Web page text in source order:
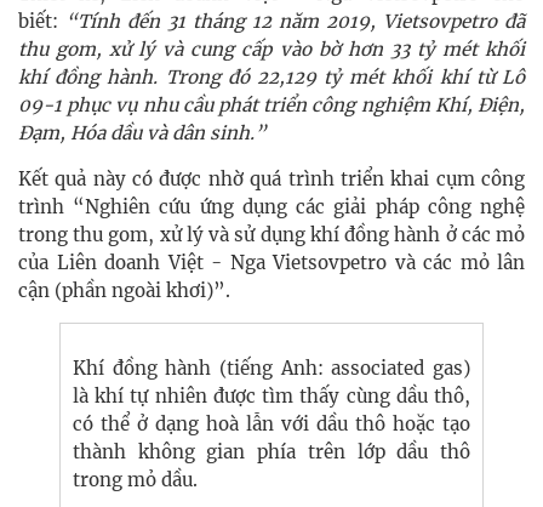
biết: “Tính đến 31 tháng 12 năm 2019, Vietsovpetro đã
thu gom, xử lý và cung cấp vào bờ hơn 33 tỷ mét khối
khí đồng hành. Trong đó 22,129 tỷ mét khối khí từ Lô
09-1 phục vụ nhu cầu phát triển công nghiệm Khí, Điện,
Đạm, Hóa dầu và dân sinh.”
Kết quả này có được nhờ quá trình triển khai cụm công
trình “Nghiên cứu ứng dụng các giải pháp công nghệ
trong thu gom, xử lý và sử dụng khí đồng hành ở các mỏ
của Liên doanh Việt - Nga Vietsovpetro và các mỏ lân
cận (phần ngoài khơi)”.
Khí đồng hành (tiếng Anh: associated gas)
là khí tự nhiên được tìm thấy cùng dầu thô,
có thể ở dạng hoà lẫn với dầu thô hoặc tạo
thành không gian phía trên lớp dầu thô
trong mỏ dầu.